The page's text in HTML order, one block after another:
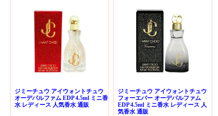
ジミーチュウ アイウォントチュウ
オーデパルファム EDP 4.5ml ミニ香
水 レディース 人気香水 通販
ジミーチュウ アイウォントチュウ
フォーエバー オーデパルファム
EDP 4.5ml ミニ香水 レディース 人
気香水 通販